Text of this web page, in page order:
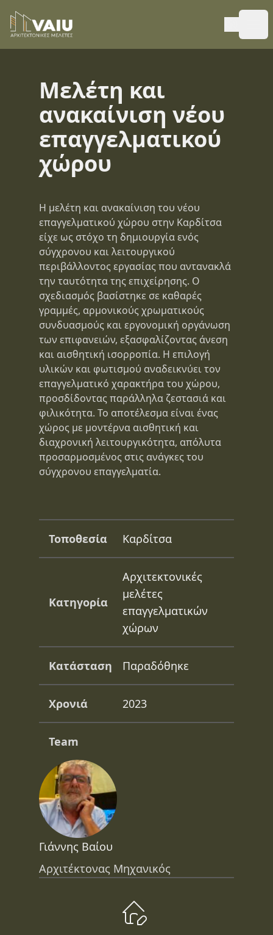
Μελέτη και
ανακαίνιση νέου
επαγγελματικού
χώρου
Η μελέτη και ανακαίνιση του νέου
επαγγελματικού χώρου στην Καρδίτσα
είχε ως στόχο τη δημιουργία ενός
σύγχρονου και λειτουργικού
περιβάλλοντος εργασίας που αντανακλά
την ταυτότητα της επιχείρησης. Ο
σχεδιασμός βασίστηκε σε καθαρές
γραμμές, αρμονικούς χρωματικούς
συνδυασμούς και εργονομική οργάνωση
των επιφανειών, εξασφαλίζοντας άνεση
και αισθητική ισορροπία. Η επιλογή
υλικών και φωτισμού αναδεικνύει τον
επαγγελματικό χαρακτήρα του χώρου,
προσδίδοντας παράλληλα ζεστασιά και
φιλικότητα. Το αποτέλεσμα είναι ένας
χώρος με μοντέρνα αισθητική και
διαχρονική λειτουργικότητα, απόλυτα
προσαρμοσμένος στις ανάγκες του
σύγχρονου επαγγελματία.
Τοποθεσία Καρδίτσα
Κατηγορία
Αρχιτεκτονικές
μελέτες
επαγγελματικών
χώρων
Κατάσταση Παραδόθηκε
Χρονιά 2023
Team
Γιάννης Βαίου
Αρχιτέκτονας Μηχανικός